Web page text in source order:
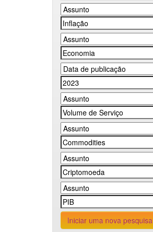
Iniciar uma nova pesquisa